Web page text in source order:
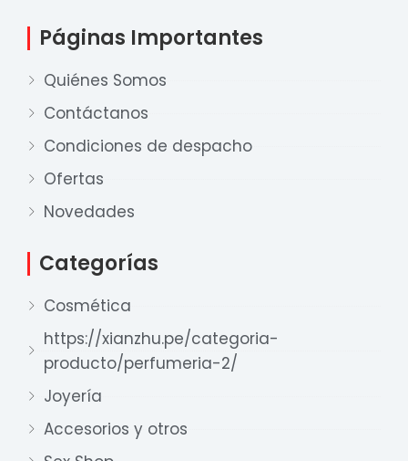
Páginas Importantes
Quiénes Somos
Contáctanos
Condiciones de despacho
Ofertas
Novedades
Categorías
Cosmética
https://xianzhu.pe/categoria-
producto/perfumeria-2/
Joyería
Accesorios y otros
para responder a sus preguntas. ¡Lo
Xian Zhu
Disponible
Disponible